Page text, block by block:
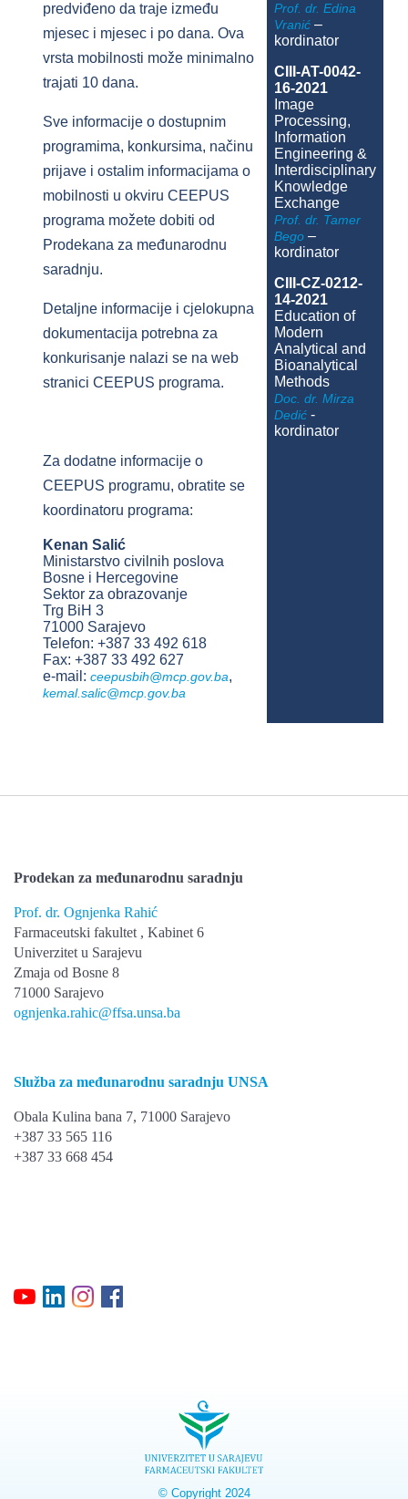
predviđeno da traje između
mjesec i mjesec i po dana. Ova
vrsta mobilnosti može minimalno
trajati 10 dana.
Sve informacije o dostupnim
programima, konkursima, načinu
prijave i ostalim informacijama o
mobilnosti u okviru CEEPUS
programa možete dobiti od
Prodekana za međunarodnu
saradnju.
Detaljne informacije i cjelokupna
dokumentacija potrebna za
konkurisanje nalazi se na web
stranici CEEPUS programa.
Za dodatne informacije o
CEEPUS programu, obratite se
koordinatoru programa:
Kenan Salić
Ministarstvo civilnih poslova
Bosne i Hercegovine
Sektor za obrazovanje
Trg BiH 3
71000 Sarajevo
Telefon: +387 33 492 618
Fax: +387 33 492 627
e-mail: ceepusbih@mcp.gov.ba,
kemal.salic@mcp.gov.ba
Prof. dr. Edina
Vranić –
kordinator
CIII-AT-0042-
16-2021
Image
Processing,
Information
Engineering &
Interdisciplinary
Knowledge
Exchange
Prof. dr. Tamer
Bego –
kordinator
CIII-CZ-0212-
14-2021
Education of
Modern
Analytical and
Bioanalytical
Methods
Doc. dr. Mirza
Dedić -
kordinator
Prodekan za međunarodnu saradnju
Prof. dr. Ognjenka Rahić
Farmaceutski fakultet , Kabinet 6
Univerzitet u Sarajevu
Zmaja od Bosne 8
71000 Sarajevo
ognjenka.rahic@ffsa.unsa.ba
Služba za međunarodnu saradnju UNSA
Obala Kulina bana 7, 71000 Sarajevo
+387 33 565 116
+387 33 668 454
© Copyright 2024